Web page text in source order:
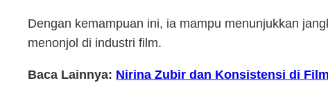
Dengan kemampuan ini, ia mampu menunjukkan
menonjol di industri film.
Baca Lainnya: Nirina Zubir dan Konsistensi di